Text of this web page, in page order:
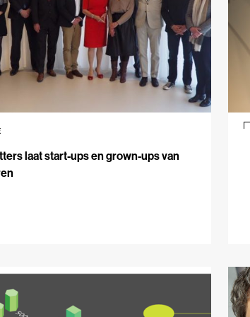
laat start-ups en grown-ups van